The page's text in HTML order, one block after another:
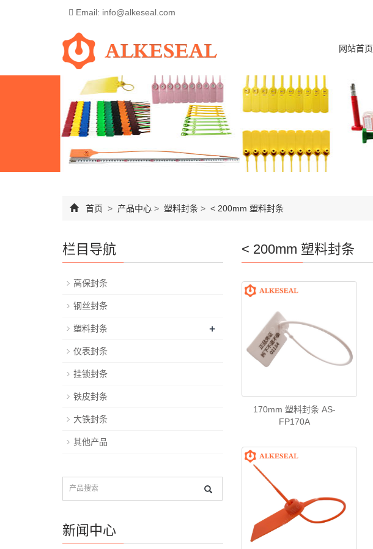
Email: info@alkeseal.com
网站首页
首页 > 产品中心 > 塑料封条 > < 200mm 塑料封条
< 200mm 塑料封条
170mm 塑料封条 AS-
FP170A
栏目导航
高保封条
钢丝封条
塑料封条 +
仪表封条
挂锁封条
铁皮封条
大铁封条
其他产品
新闻中心